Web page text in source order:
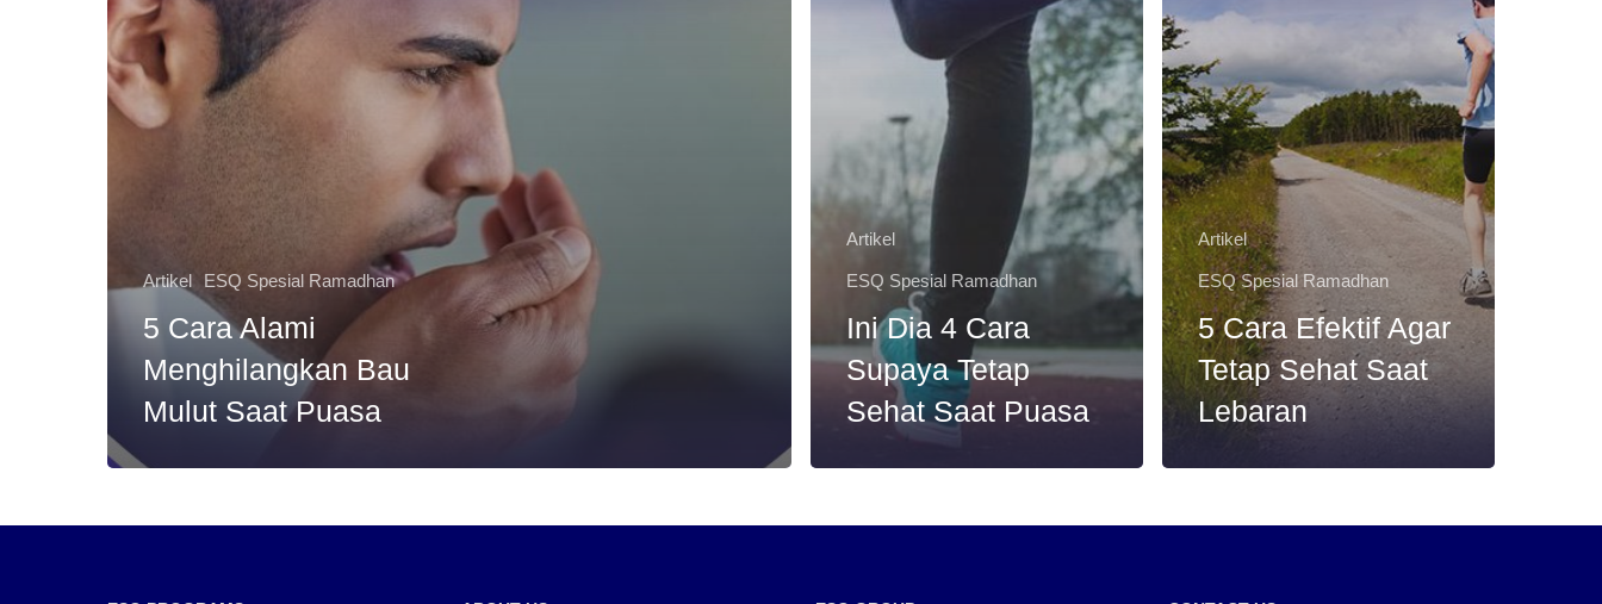
Artikel ESQ Spesial Ramadhan
5 Cara Alami
Menghilangkan Bau
Mulut Saat Puasa
Artikel
ESQ Spesial Ramadhan
Ini Dia 4 Cara
Supaya Tetap
Sehat Saat Puasa
Artikel
ESQ Spesial Ramadhan
5 Cara Efektif Agar
Tetap Sehat Saat
Lebaran